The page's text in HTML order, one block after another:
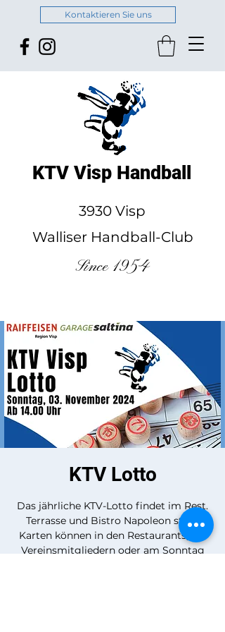
Kontaktieren Sie uns
KTV Visp Handball
3930 Visp
Walliser Handball-Club
Since 1954
KTV Lotto
Das jährliche KTV-Lotto findet im Rest.
Terrasse und Bistro Napoleon statt.
Karten können in den Restaurants, bei
Vereinsmitgliedern oder am Sonntag